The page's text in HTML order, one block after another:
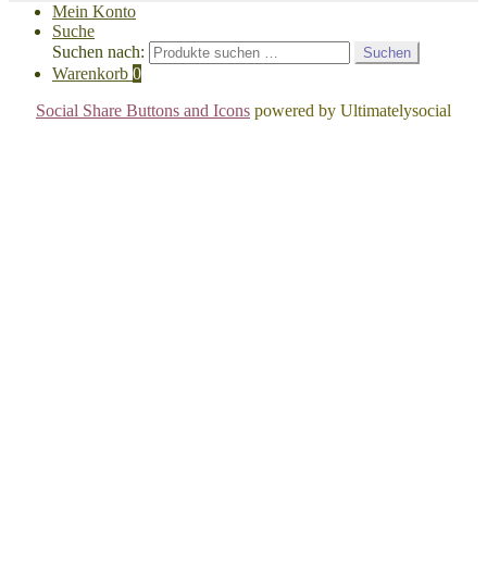
Mein Konto
Suche
Suchen nach:
Suchen
Warenkorb 0
Social Share Buttons and Icons powered by Ultimatelysocial